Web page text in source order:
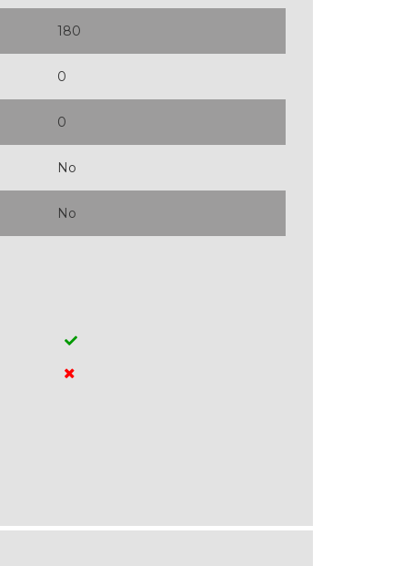
180
0
0
No
No